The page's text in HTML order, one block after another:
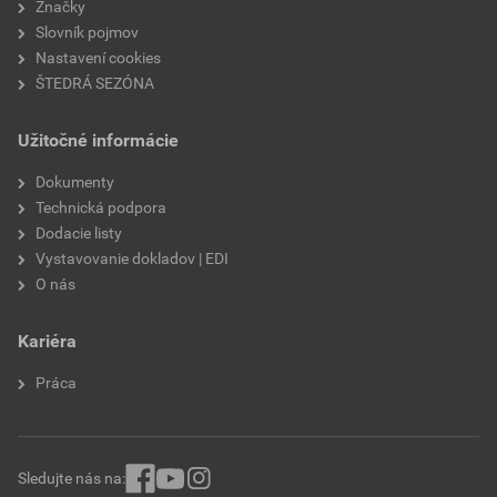
minimálny sklon
model
Značky
Slovník pojmov
Nastavení cookies
ŠTEDRÁ SEZÓNA
Užitočné informácie
Dokumenty
Technická podpora
Dodacie listy
Vystavovanie dokladov | EDI
O nás
Kariéra
Práca
Sledujte nás na: